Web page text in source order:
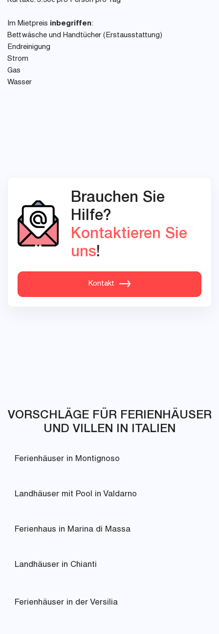
Im Mietpreis inbegriffen:
Bettwäsche und Handtücher (Erstausstattung)
Endreinigung
Strom
Gas
Wasser
Brauchen Sie
Hilfe?
Kontaktieren Sie
uns!
Kontakt
VORSCHLÄGE FÜR FERIENHÄUSER
UND VILLEN IN ITALIEN
Ferienhäuser in Montignoso
Landhäuser mit Pool in Valdarno
Ferienhaus in Marina di Massa
Landhäuser in Chianti
Ferienhäuser in der Versilia